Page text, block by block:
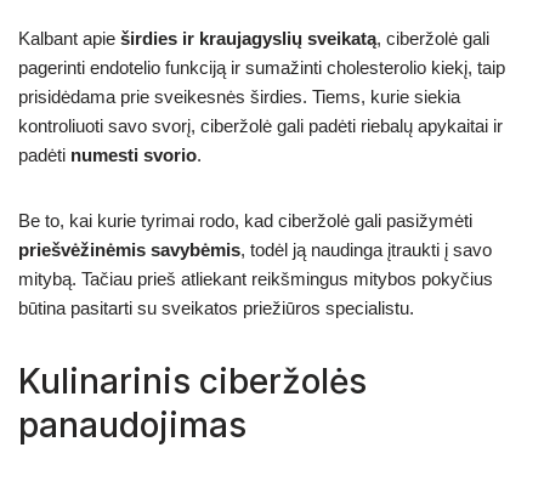
Kalbant apie širdies ir kraujagyslių sveikatą, ciberžolė gali
pagerinti endotelio funkciją ir sumažinti cholesterolio kiekį, taip
prisidėdama prie sveikesnės širdies. Tiems, kurie siekia
kontroliuoti savo svorį, ciberžolė gali padėti riebalų apykaitai ir
padėti numesti svorio.
Be to, kai kurie tyrimai rodo, kad ciberžolė gali pasižymėti
priešvėžinėmis savybėmis, todėl ją naudinga įtraukti į savo
mitybą. Tačiau prieš atliekant reikšmingus mitybos pokyčius
būtina pasitarti su sveikatos priežiūros specialistu.
Kulinarinis ciberžolės
panaudojimas